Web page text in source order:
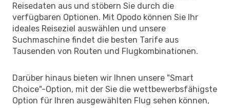
Reisedaten aus und stöbern Sie durch die
verfügbaren Optionen. Mit Opodo können Sie Ihr
ideales Reiseziel auswählen und unsere
Suchmaschine findet die besten Tarife aus
Tausenden von Routen und Flugkombinationen.
Darüber hinaus bieten wir Ihnen unsere "Smart
Choice"-Option, mit der Sie die wettbewerbsfähigste
Option für Ihren ausgewählten Flug sehen können,